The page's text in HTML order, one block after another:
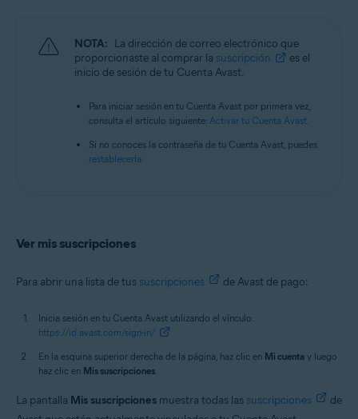
NOTA: La dirección de correo electrónico que
proporcionaste al comprar la suscripción
es el
inicio de sesión de tu Cuenta Avast.
Para iniciar sesión en tu Cuenta Avast por primera vez,
consulta el artículo siguiente: Activar tu Cuenta Avast.
Si no conoces la contraseña de tu Cuenta Avast, puedes
restablecerla.
Ver mis suscripciones
Para abrir una lista de tus suscripciones de Avast de pago:
Inicia sesión en tu Cuenta Avast utilizando el vínculo:
https://id.avast.com/sign-in/
En la esquina superior derecha de la página, haz clic en Mi cuenta y luego
haz clic en Mis suscripciones.
La pantalla Mis suscripciones muestra todas las suscripciones
de